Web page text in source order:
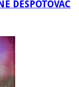
DESPOTOVAC